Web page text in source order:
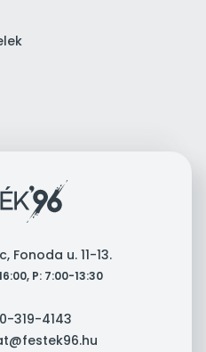
Fonoda u. 11-13.
P: 7:00-13:30
319-4143